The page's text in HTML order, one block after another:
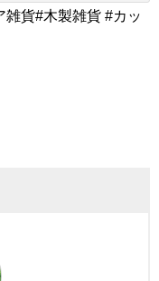
貨#木製雑貨 #カッ